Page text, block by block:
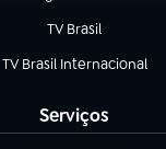
TV Brasil
(abre em nova aba)
TV Brasil Internacional
(abre em nova aba)
Serviços